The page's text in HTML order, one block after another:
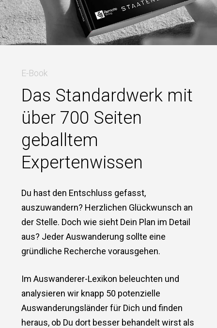
E-Book
Das Standardwerk mit
über 700 Seiten
geballtem
Expertenwissen
Du hast den Entschluss gefasst,
auszuwandern? Herzlichen Glückwunsch an
der Stelle. Doch wie sieht Dein Plan im Detail
aus? Jeder Auswanderung sollte eine
gründliche Recherche vorausgehen.
Im Auswanderer-Lexikon beleuchten und
analysieren wir knapp 50 potenzielle
Auswanderungsländer für Dich und finden
heraus, ob Du dort besser behandelt wirst als